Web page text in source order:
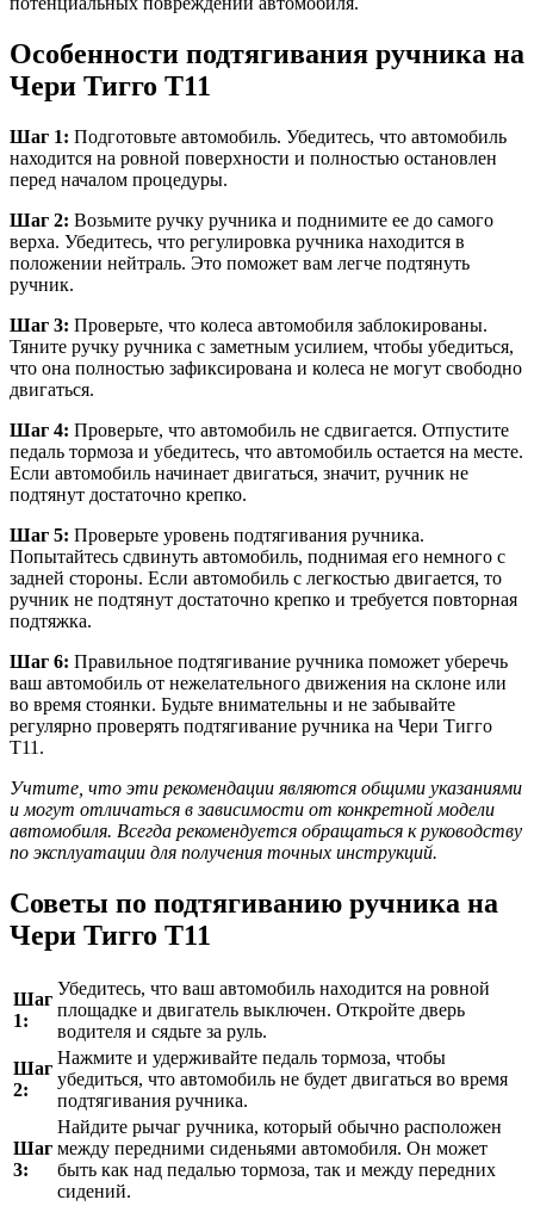
Особенности подтягивания ручника на
Чери Тигго Т11
Шаг 1: Подготовьте автомобиль. Убедитесь, что автомобиль
находится на ровной поверхности и полностью остановлен
перед началом процедуры.
Шаг 2: Возьмите ручку ручника и поднимите ее до самого
верха. Убедитесь, что регулировка ручника находится в
положении нейтраль. Это поможет вам легче подтянуть
ручник.
Шаг 3: Проверьте, что колеса автомобиля заблокированы.
Тяните ручку ручника с заметным усилием, чтобы убедиться,
что она полностью зафиксирована и колеса не могут свободно
двигаться.
Шаг 4: Проверьте, что автомобиль не сдвигается. Отпустите
педаль тормоза и убедитесь, что автомобиль остается на месте.
Если автомобиль начинает двигаться, значит, ручник не
подтянут достаточно крепко.
Шаг 5: Проверьте уровень подтягивания ручника.
Попытайтесь сдвинуть автомобиль, поднимая его немного с
задней стороны. Если автомобиль с легкостью двигается, то
ручник не подтянут достаточно крепко и требуется повторная
подтяжка.
Шаг 6: Правильное подтягивание ручника поможет уберечь
ваш автомобиль от нежелательного движения на склоне или
во время стоянки. Будьте внимательны и не забывайте
регулярно проверять подтягивание ручника на Чери Тигго
Т11.
Учтите, что эти рекомендации являются общими указаниями
и могут отличаться в зависимости от конкретной модели
автомобиля. Всегда рекомендуется обращаться к руководству
по эксплуатации для получения точных инструкций.
Советы по подтягиванию ручника на
Чери Тигго Т11
Шаг
1:
Убедитесь, что ваш автомобиль находится на ровной
площадке и двигатель выключен. Откройте дверь
водителя и сядьте за руль.
Шаг
2:
Нажмите и удерживайте педаль тормоза, чтобы
убедиться, что автомобиль не будет двигаться во время
подтягивания ручника.
Шаг
3:
Найдите рычаг ручника, который обычно расположен
между передними сиденьями автомобиля. Он может
быть как над педалью тормоза, так и между передних
сидений.